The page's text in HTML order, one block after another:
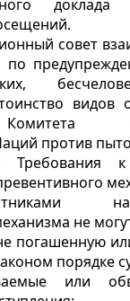
совет
по
видов
против
Требования к
не
погашенную
порядке
или